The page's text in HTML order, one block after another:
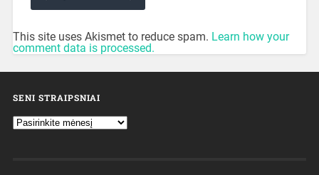
This site uses Akismet to reduce spam. Learn how your
comment data is processed.
SENI STRAIPSNIAI